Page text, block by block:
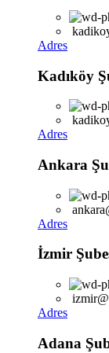
Adres
Kadıköy
Adres
Ankara
Adres
İzmir
izmir@
Adres
Adana